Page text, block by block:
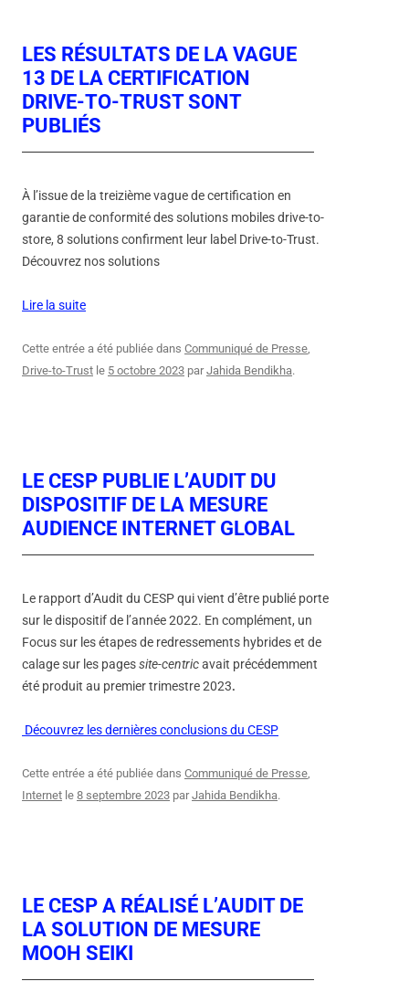
LES RÉSULTATS DE LA VAGUE
13 DE LA CERTIFICATION
DRIVE-TO-TRUST SONT
PUBLIÉS
À l’issue de la treizième vague de certification en
garantie de conformité des solutions mobiles drive-to-
store, 8 solutions confirment leur label Drive-to-Trust.
Découvrez nos solutions
Lire la suite
Cette entrée a été publiée dans Communiqué de Presse,
Drive-to-Trust le 5 octobre 2023 parJahida Bendikha.
LE CESP PUBLIE L’AUDIT DU
DISPOSITIF DE LA MESURE
AUDIENCE INTERNET GLOBAL
Le rapport d’Audit du CESP qui vient d’être publié porte
sur le dispositif de l’année 2022. En complément, un
Focus sur les étapes de redressements hybrides et de
calage sur les pagessite-centricavait précédemment
été produit au premier trimestre 2023.
Découvrez les dernières conclusions du CESP
Cette entrée a été publiée dans Communiqué de Presse,
Internet le 8 septembre 2023 parJahida Bendikha.
LE CESP A RÉALISÉ L’AUDIT DE
LA SOLUTION DE MESURE
MOOH SEIKI